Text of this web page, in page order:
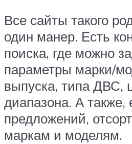
Все сайты такого
один манер. Есть
поиска, где можно
параметры марки/
выпуска, типа ДВС,
диапазона. А также,
предложений,
маркам и моделям.